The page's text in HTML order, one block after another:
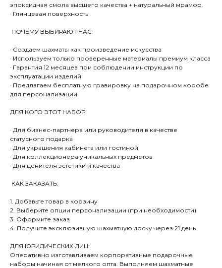
эпоксидная смола высшего качества + натуральный мрамор.
· Глянцевая поверхность
ПОЧЕМУ ВЫБИРАЮТ НАС:
· Создаем шахматы как произведение искусства
· Используем только проверенные материалы премиум класса
· Гарантия 12 месяцев при соблюдении инструкции по
эксплуатации изделий
· Предлагаем бесплатную гравировку на подарочном коробе
для персонализации
ДЛЯ КОГО ЭТОТ НАБОР:
· Для бизнес-партнера или руководителя в качестве
статусного подарка
· Для украшения кабинета или гостиной
· Для коллекционера уникальных предметов
· Для ценителя эстетики и качества
КАК ЗАКАЗАТЬ:
1. Добавьте товар в корзину
2. Выберите опции персонализации (при необходимости)
3. Оформите заказ
4. Получите эксклюзивную шахматную доску через 21 день
ДЛЯ ЮРИДИЧЕСКИХ ЛИЦ:
Оперативно изготавливаем корпоративные подарочные
наборы начиная от мелкого опта. Выполняем шахматные